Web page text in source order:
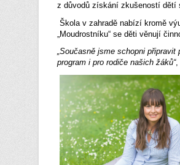
z důvodů získání zkušeností
Škola v zahradě nabízí kromě
„Moudrostníku“ se děti věnují
„Současně jsme schopni
program i pro rodiče našich žáků“,